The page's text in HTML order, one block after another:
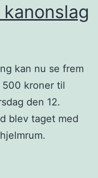
kan nu se frem
kroner til
den 12.
blev taget med